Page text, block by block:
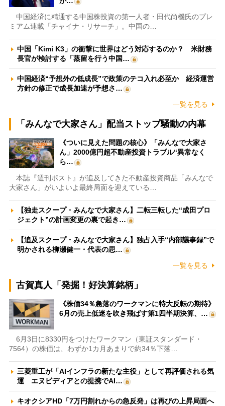
中国経済に精通する中国株投資の第一人者・田代尚機氏のプレ
ミアム連載「チャイナ・リサーチ」。中国の…
中国「Kimi K3」の衝撃に世界はどう対応するのか？ 米財務
長官が検討する「蒸留を行う中国…
中国経済“予想外の低成長”で政策のテコ入れ必至か 経済運営
方針の修正で成長加速が予想さ…
一覧を見る
「みんなで大家さん」配当ストップ騒動の内幕
《ついに見えた問題の核心》「みんなで大家さ
ん」2000億円超不動産投資トラブル“異常なく
ら…
本誌『週刊ポスト』が追及してきた不動産投資商品「みんなで
大家さん」がいよいよ最終局面を迎えている…
【独走スクープ・みんなで大家さん】二転三転した“成田プロ
ジェクト”の計画変更の裏で起き…
【追及スクープ・みんなで大家さん】独占入手“内部議事録”で
明かされる柳瀬健一・代表の思…
一覧を見る
古賀真人「発掘！好決算銘柄」
《株価34％急落のワークマンに特大反転の期待》
6月の売上低迷を吹き飛ばす第1四半期決算、…
6月3日に8330円をつけたワークマン（東証スタンダード・
7564）の株価は、わずか1カ月あまりで約34％下落…
三菱重工が「AIインフラの新たな主役」として再評価される気
運 エヌビディアとの提携でAI…
キオクシアHD「7万円割れからの急反発」は再びの上昇局面へ